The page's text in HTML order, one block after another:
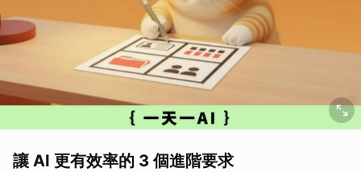
讓 AI 更有效率的 3 個進階要求